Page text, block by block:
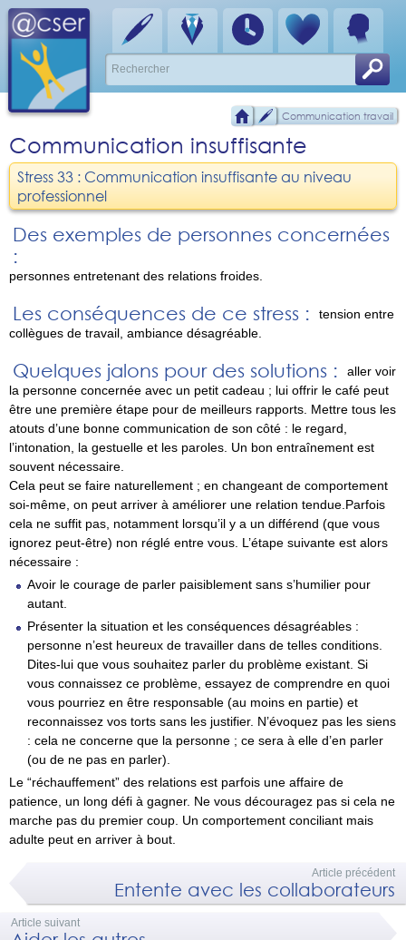
Communication travail
Communication insuffisante
Stress 33 : Communication insuffisante au niveau
professionnel
Des exemples de personnes concernées
:
personnes entretenant des relations froides.
Les conséquences de ce stress :
tension entre
collègues de travail, ambiance désagréable.
Quelques jalons pour des solutions :
aller voir
la personne concernée avec un petit cadeau ; lui offrir le café peut
être une première étape pour de meilleurs rapports. Mettre tous les
atouts d’une bonne communication de son côté : le regard,
l’intonation, la gestuelle et les paroles. Un bon entraînement est
souvent nécessaire.
Cela peut se faire naturellement ; en changeant de comportement
soi-même, on peut arriver à améliorer une relation tendue.Parfois
cela ne suffit pas, notamment lorsqu’il y a un différend (que vous
ignorez peut-être) non réglé entre vous. L’étape suivante est alors
nécessaire :
Avoir le courage de parler paisiblement sans s’humilier pour
autant.
Présenter la situation et les conséquences désagréables :
personne n’est heureux de travailler dans de telles conditions.
Dites-lui que vous souhaitez parler du problème existant. Si
vous connaissez ce problème, essayez de comprendre en quoi
vous pourriez en être responsable (au moins en partie) et
reconnaissez vos torts sans les justifier. N’évoquez pas les siens
: cela ne concerne que la personne ; ce sera à elle d’en parler
(ou de ne pas en parler).
Le “réchauffement” des relations est parfois une affaire de
patience, un long défi à gagner. Ne vous découragez pas si cela ne
marche pas du premier coup. Un comportement conciliant mais
adulte peut en arriver à bout.
Article précédent
Entente avec les collaborateurs
Article suivant